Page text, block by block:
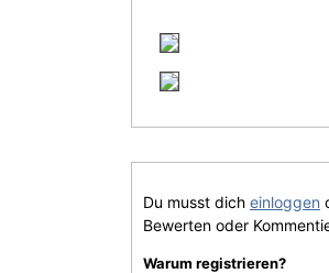
Du musst dich einloggen
Bewerten oder
Warum registrieren?